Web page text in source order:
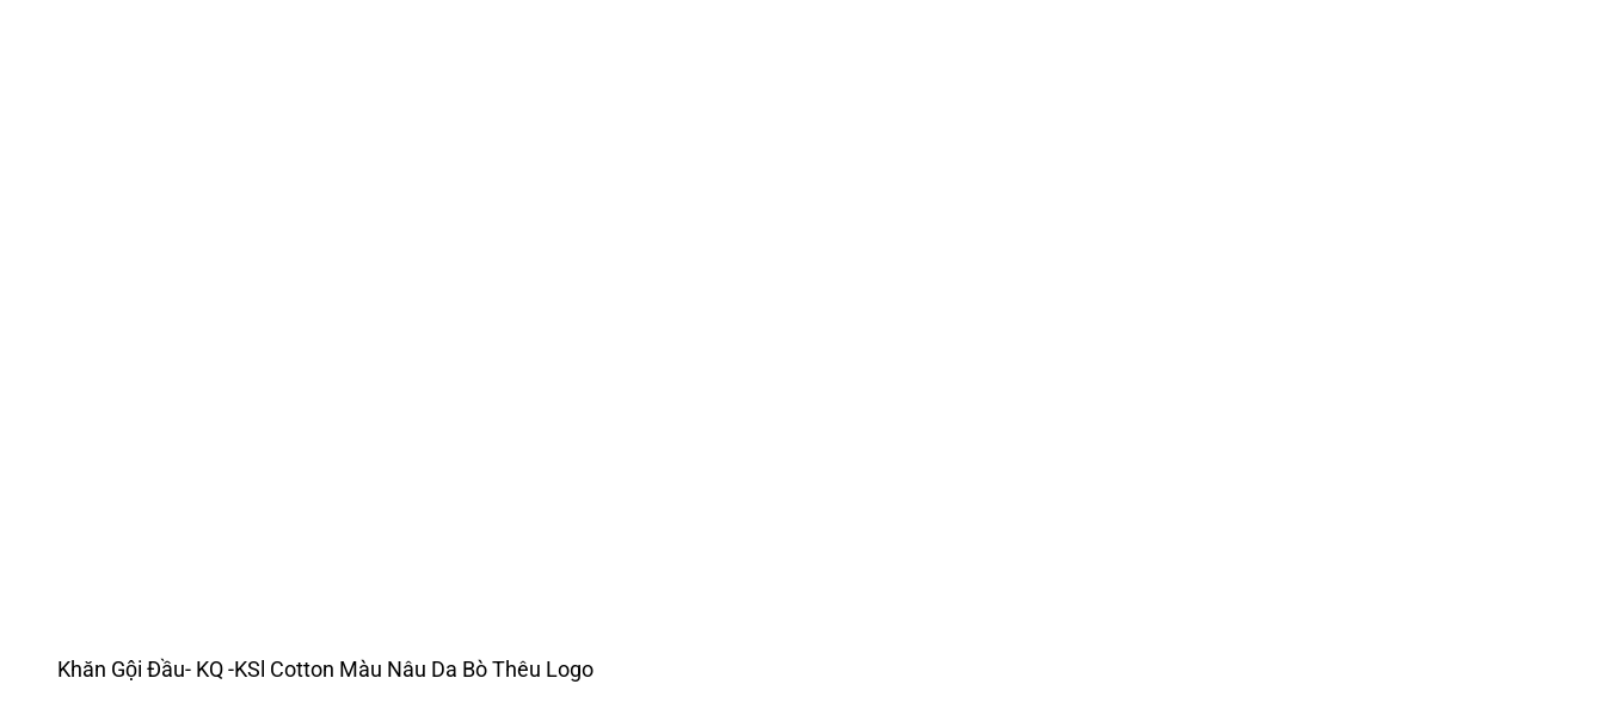
Khăn Gội Đầu- KQ -KSl Cotton Màu Nâu Da Bò Thêu Logo